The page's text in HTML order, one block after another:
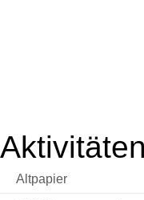
Aktivitäten
Altpapier